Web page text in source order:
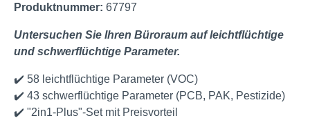
Produktnummer: 67797
Untersuchen Sie Ihren Büroraum auf leichtflüchtige
und schwerflüchtige Parameter.
✔️ 58 leichtflüchtige Parameter (VOC)
✔️ 43 schwerflüchtige Parameter (PCB, PAK, Pestizide)
✔️ "2in1-Plus"-Set mit Preisvorteil